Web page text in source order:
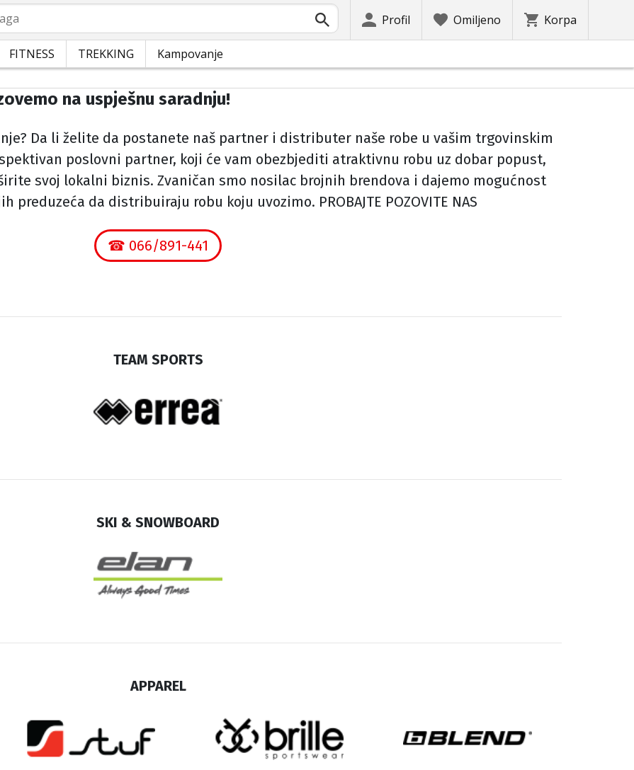
Profil Omiljeno Korpa
FITNESS TREKKING Kampovanje
na uspješnu saradnju!
Da li želite da postanete naš partner i distributer naše robe u vašim trgovinskim
poslovni partner, koji će vam obezbjediti atraktivnu robu uz dobar popust,
svoj lokalni biznis. Zvaničan smo nosilac brojnih brendova i dajemo mogućnost
da distribuiraju robu koju uvozimo. PROBAJTE POZOVITE NAS
☎ 066/891-441
TEAM SPORTS
SKI & SNOWBOARD
APPAREL